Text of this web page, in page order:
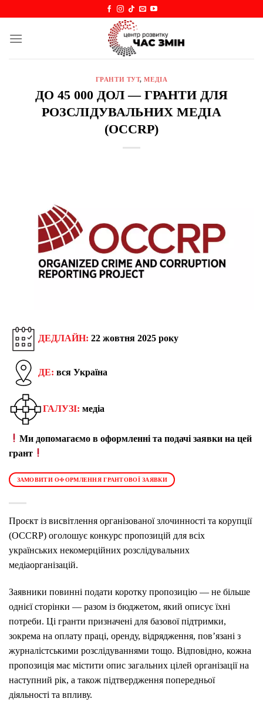
content
ГРАНТИ ТУТ,МЕДІА
ДО 45 000 ДОЛ — ГРАНТИ ДЛЯ
РОЗСЛІДУВАЛЬНИХ МЕДІА
(OCCRP)
ДЕДЛАЙН: 22 жовтня 2025 року
ДЕ: вся Україна
ГАЛУЗІ: медіа
Ми допомагаємо в оформленні та подачі заявки на цей
грант
ЗАМОВИТИ ОФОРМЛЕННЯ ГРАНТОВОЇ ЗАЯВКИ
Проєкт із висвітлення організованої злочинності та корупції
(OCCRP) оголошує конкурс пропозицій для всіх
українських некомерційних розслідувальних
медіаорганізацій.
Заявники повинні подати коротку пропозицію — не більше
однієї сторінки — разом із бюджетом, який описує їхні
потреби. Ці гранти призначені для базової підтримки,
зокрема на оплату праці, оренду, відрядження, пов’язані з
журналістськими розслідуваннями тощо. Відповідно, кожна
пропозиція має містити опис загальних цілей організації на
наступний рік, а також підтвердження попередньої
діяльності та впливу.